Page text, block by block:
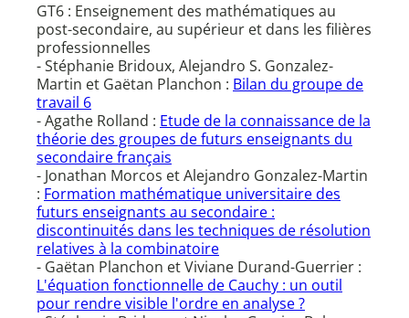
GT6 : Enseignement des mathématiques au
post-secondaire, au supérieur et dans les filières
professionnelles
- Stéphanie Bridoux, Alejandro S. Gonzalez-
Martin et Gaëtan Planchon : Bilan du groupe de
travail 6
- Agathe Rolland : Etude de la connaissance de la
théorie des groupes de futurs enseignants du
secondaire français
- Jonathan Morcos et Alejandro Gonzalez-Martin
: Formation mathématique universitaire des
futurs enseignants au secondaire :
discontinuités dans les techniques de résolution
relatives à la combinatoire
- Gaëtan Planchon et Viviane Durand-Guerrier :
L'équation fonctionnelle de Cauchy : un outil
pour rendre visible l'ordre en analyse ?